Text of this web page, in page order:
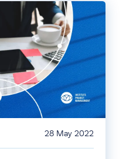
28 May 2022